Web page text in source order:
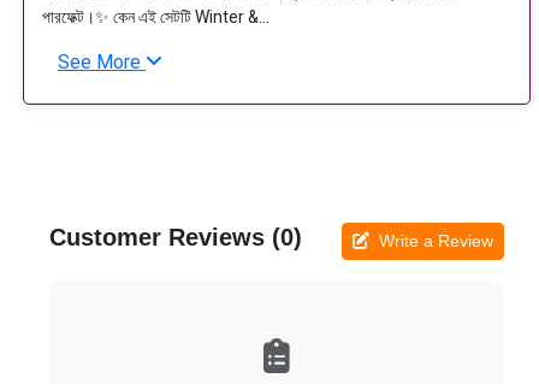
পারফেক্ট।✨ কেন এই সেটটি Winter &...
See More
Customer Reviews (0) Write a Review